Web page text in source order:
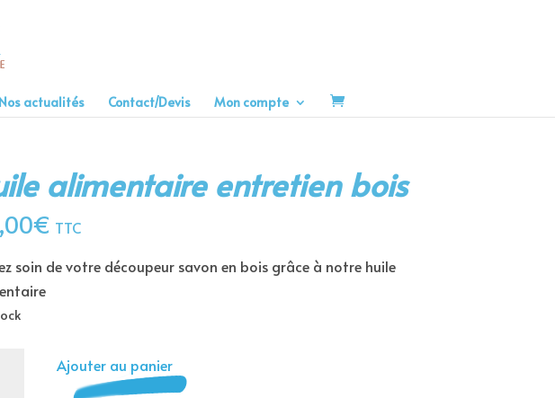
Nos actualités Contact/Devis Mon compte
alimentaire entretien bois
€ TTC
soin de votre découpeur savon en bois grâce à notre huile
Ajouter au panier